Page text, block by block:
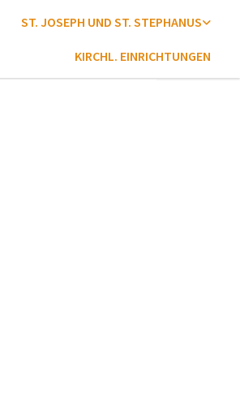
ST. JOSEPH UND ST. STEPHANUS
KIRCHL. EINRICHTUNGEN